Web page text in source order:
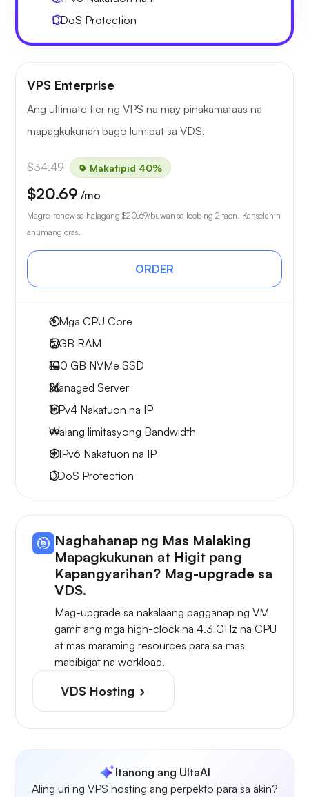
DDoS Protection
VPS Enterprise
Ang ultimate tier ng VPS na may pinakamataas na
mapagkukunan bago lumipat sa VDS.
$34.49 Makatipid 40%
$20.69 /mo
Magre-renew sa halagang $20.69/buwan sa loob ng 2 taon. Kanselahin
anumang oras.
ORDER
4Mga CPU Core
6 GB RAM
100 GB NVMe SSD
Managed Server
1 IPv4 Nakatuon na IP
Walang limitasyong Bandwidth
8 IPv6 Nakatuon na IP
DDoS Protection
Naghahanap ng Mas Malaking
Mapagkukunan at Higit pang
Kapangyarihan? Mag-upgrade sa
VDS.
Mag-upgrade sa nakalaang pagganap ng VM
gamit ang mga high-clock na 4.3 GHz na CPU
at mas maraming resources para sa mas
mabibigat na workload.
VDS Hosting
Itanong ang UltaAI
Aling uri ng VPS hosting ang perpekto para sa akin?